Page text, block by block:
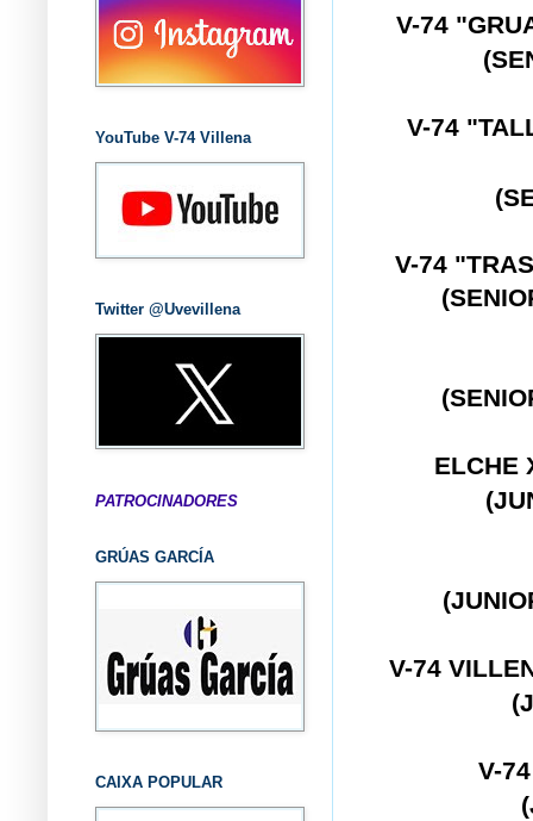
V-74
V-74
V-74
ELCHE
V-74
V-
YouTube V-74 Villena
Twitter @Uvevillena
PATROCINADORES
GRÚAS GARCÍA
CAIXA POPULAR